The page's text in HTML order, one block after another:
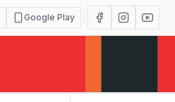
Google Play